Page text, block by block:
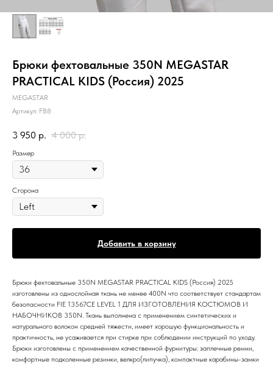
Брюки фехтовальные 350N MEGASTAR
PRACTICAL KIDS (Россия) 2025
MEGASTAR
Артикул: FB8
3 950 р. 4 000 р.
Размер
Сторона
Добавить в корзину
Брюки фехтовальные 350N MEGASTAR PRACTICAL KIDS (Россия) 2025
изготовлены из однослойная ткань не менее 400N что соответствует стандартам
безопасности FIE 13567CE LEVEL 1 ДЛЯ ИЗГОТОВЛЕНИЯ КОСТЮМОВ И
НАБОЧНИКОВ 350N. Ткань выполнена с применением синтетических и
натурального волокон средней тяжести, имеет хорошую функциональность и
практичность, не усаживается при стирке при соблюдении инструкций по уходу.
Брюки изготовлены с применением качественной фурнитуры: заплечные ремни,
комфортные подколенные резинки, велкро(липучка), компактные карабины-замки